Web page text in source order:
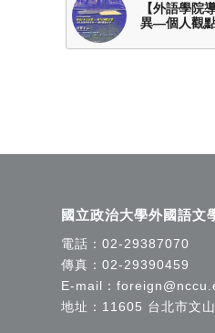
【外語學院
異—個人觀
國立政治大學外國語文
電話： 02-29387070
傳真：02-29390459
E-mail：
地址：11605 台北市文